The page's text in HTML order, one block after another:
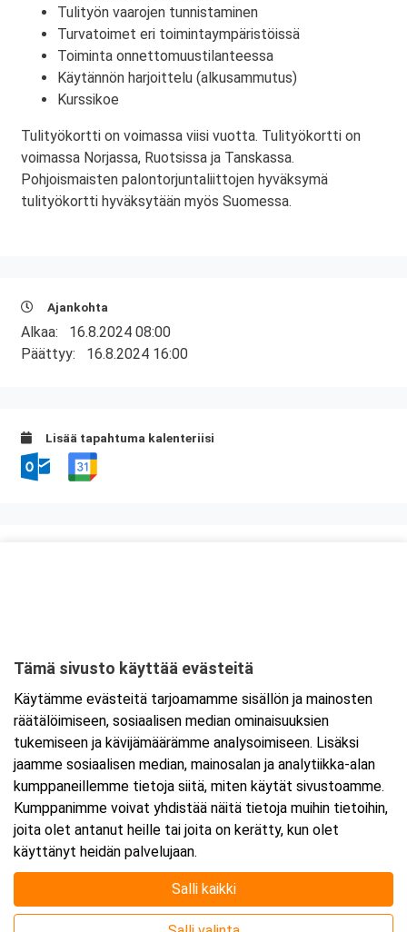
Tulityön vaarojen tunnistaminen
Turvatoimet eri toimintaympäristöissä
Toiminta onnettomuustilanteessa
Käytännön harjoittelu (alkusammutus)
Kurssikoe
Tulityökortti on voimassa viisi vuotta. Tulityökortti on
voimassa Norjassa, Ruotsissa ja Tanskassa.
Pohjoismaisten palontorjuntaliittojen hyväksymä
tulityökortti hyväksytään myös Suomessa.
Ajankohta
Alkaa: 16.8.2024 08:00
Päättyy: 16.8.2024 16:00
Lisää tapahtuma kalenteriisi
Tarkempi kartta ja ajo-ohjeet
Tämä sivusto käyttää evästeitä
Käytämme evästeitä tarjoamamme sisällön ja mainosten
räätälöimiseen, sosiaalisen median ominaisuuksien
tukemiseen ja kävijämäärämme analysoimiseen. Lisäksi
jaamme sosiaalisen median, mainosalan ja analytiikka-alan
kumppaneillemme tietoja siitä, miten käytät sivustoamme.
Kumppanimme voivat yhdistää näitä tietoja muihin tietoihin,
joita olet antanut heille tai joita on kerätty, kun olet
käyttänyt heidän palvelujaan.
Salli kaikki